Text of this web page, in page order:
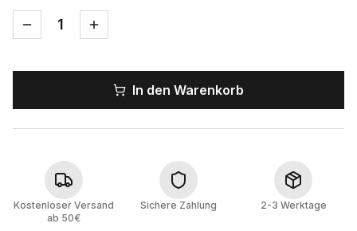
1
In den Warenkorb
Kostenloser Versand
ab 50€
Sichere Zahlung 2-3 Werktage